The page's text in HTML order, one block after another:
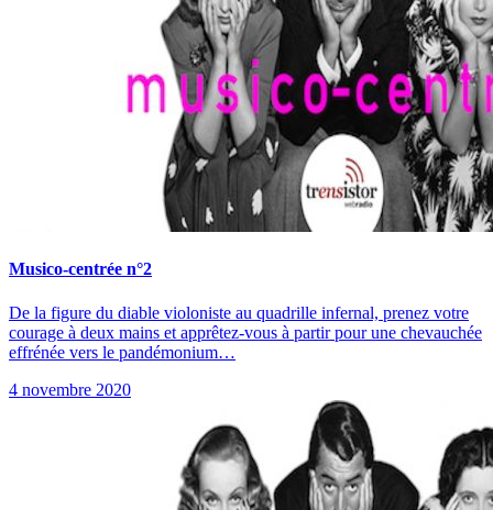
Musico-centrée n°2
De la figure du diable violoniste au quadrille infernal, prenez votre
courage à deux mains et apprêtez-vous à partir pour une chevauchée
effrénée vers le pandémonium…
4 novembre 2020